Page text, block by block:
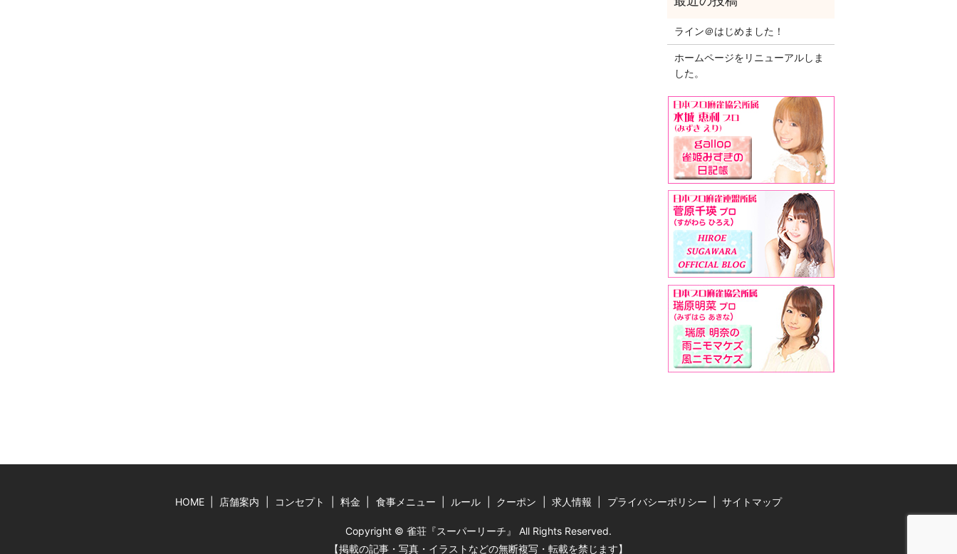
ライン＠はじめました！
ホームページをリニューアルしま
した。
HOME 店舗案内 コンセプト 料金 食事メニュー ルール クーポン 求人情報 プライバシーポリシー サイトマップ
Copyright © 雀荘『スーパーリーチ』 All Rights Reserved.
【掲載の記事・写真・イラストなどの無断複写・転載を禁じます】